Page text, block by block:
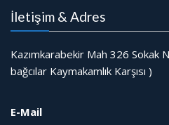
İletişim & Adres
Kazımkarabekir Mah 326 Sokak
bağcılar Kaymakamlık Karşısı )
E-Mail